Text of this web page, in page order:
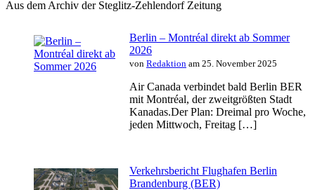
Aus dem Archiv der Steglitz-Zehlendorf Zeitung
Berlin – Montréal direkt ab Sommer
2026
von Redaktion am 25. November 2025
Air Canada verbindet bald Berlin BER
mit Montréal, der zweitgrößten Stadt
Kanadas.Der Plan: Dreimal pro Woche,
jeden Mittwoch, Freitag […]
Verkehrsbericht Flughafen Berlin
Brandenburg (BER)